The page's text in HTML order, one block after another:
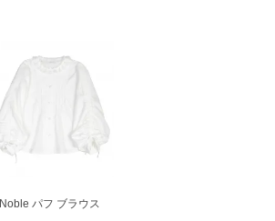
Noble パフ ブラウス